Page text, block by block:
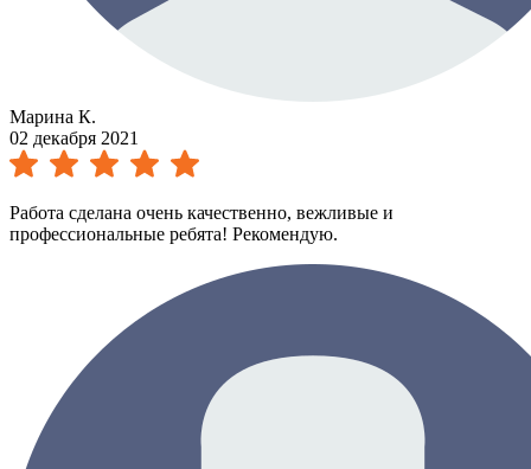
Марина К.
02 декабря 2021
Работа сделана очень качественно, вежливые и
профессиональные ребята! Рекомендую.